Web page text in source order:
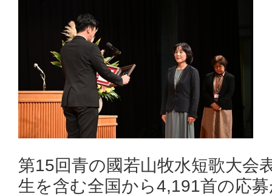
第15回青の國若山牧水短歌大会
生を含む全国から4,191首の応